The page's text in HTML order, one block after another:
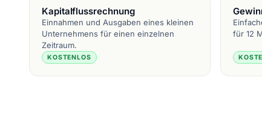
Kapitalflussrechnung
Einnahmen und Ausgaben eines kleinen
Unternehmens für einen einzelnen
Zeitraum.
KOSTENLOS
für 12